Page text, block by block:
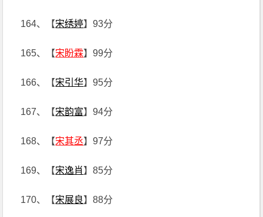
164、【宋绣婷】93分
165、【宋盼霖】99分
166、【宋引华】95分
167、【宋韵富】94分
168、【宋其丞】97分
169、【宋逸肖】85分
170、【宋展良】88分